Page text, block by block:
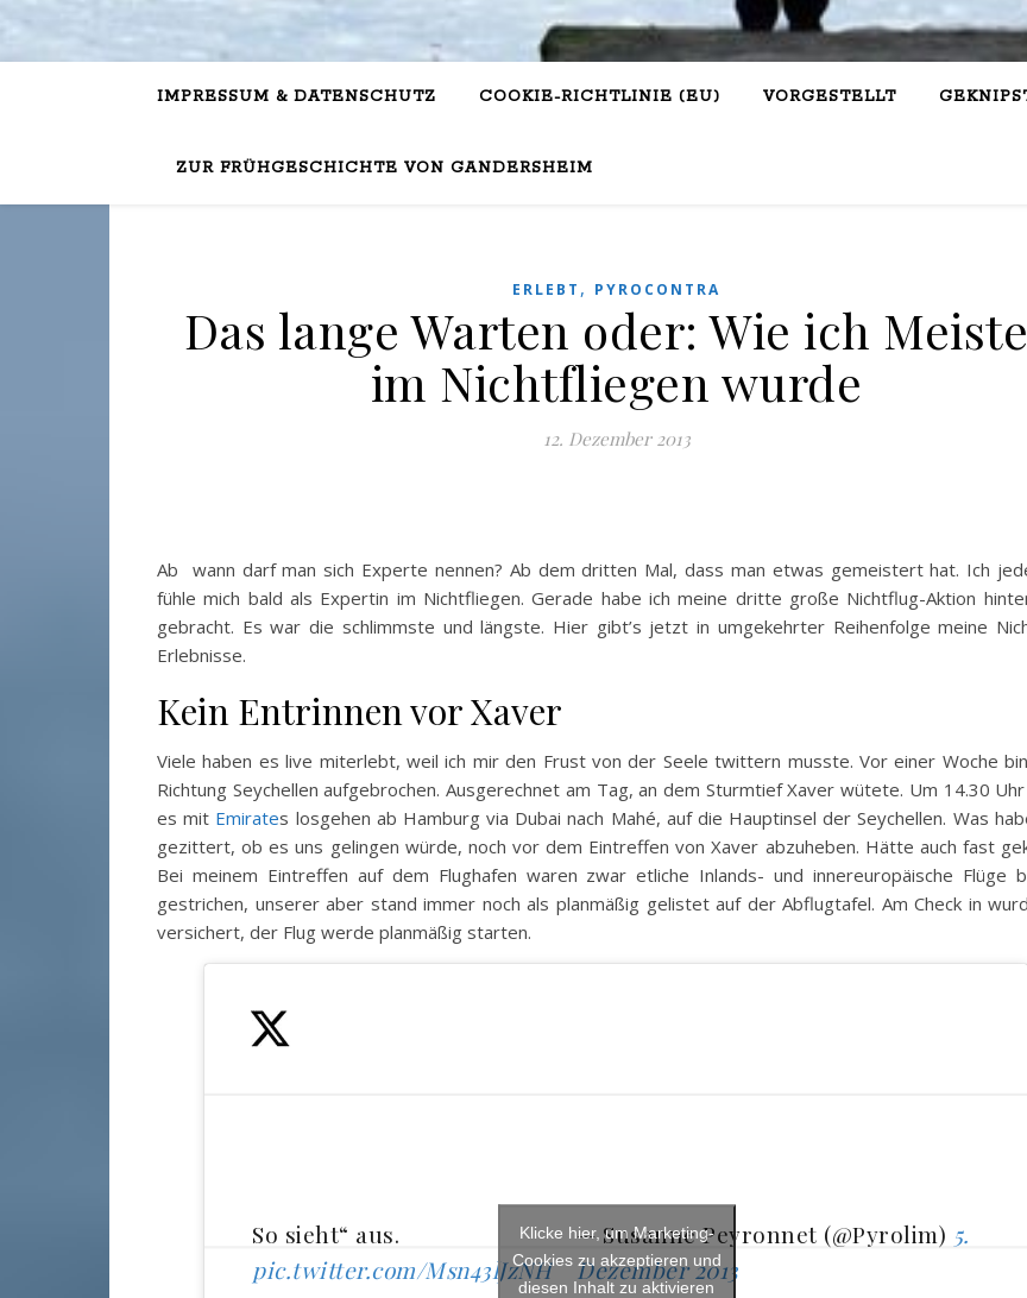
IMPRESSUM & DATENSCHUTZ COOKIE-RICHTLINIE (EU) VORGESTELLT
ZUR FRÜHGESCHICHTE VON GANDERSHEIM
ERLEBT , PYROCONTRA
Das lange Warten oder: Wie ich
im Nichtfliegen wurde
12. Dezember 2013
Ab wann darf man sich Experte nennen? Ab dem dritten Mal, dass man etwas gemeistert hat. Ich
fühle mich bald als Expertin im Nichtfliegen. Gerade habe ich meine dritte große Nichtflug-Aktion
gebracht. Es war die schlimmste und längste. Hier gibt’s jetzt in umgekehrter Reihenfolge meine
Erlebnisse.
Kein Entrinnen vor Xaver
Viele haben es live miterlebt, weil ich mir den Frust von der Seele twittern musste. Vor einer Woche
Richtung Seychellen aufgebrochen. Ausgerechnet am Tag, an dem Sturmtief Xaver wütete. Um 14.30
es mit Emirates losgehen ab Hamburg via Dubai nach Mahé, auf die Hauptinsel der Seychellen. Was
gezittert, ob es uns gelingen würde, noch vor dem Eintreffen von Xaver abzuheben. Hätte auch fast
Bei meinem Eintreffen auf dem Flughafen waren zwar etliche Inlands- und innereuropäische Flüge
gestrichen, unserer aber stand immer noch als planmäßig gelistet auf der Abflugtafel. Am Check in
versichert, der Flug werde planmäßig starten.
So sieht“ aus.
pic.twitter.com/Msn43lJzNH
— Susanne Peyronnet (@Pyrolim) 5.
Dezember 2013
Klicke hier, um Marketing-
Cookies zu akzeptieren und
diesen Inhalt zu aktivieren